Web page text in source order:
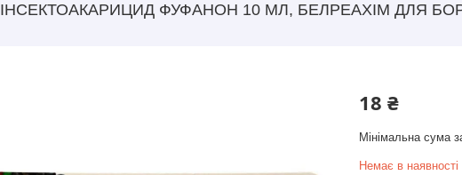
ІНСЕКТОАКАРИЦИД ФУФАНОН 10 МЛ, БЕЛРЕАХІМ ДЛЯ
18 ₴
Мінімальна сума
Немає в наявності